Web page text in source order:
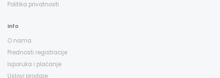
Politika privatnosti
Info
O nama
Prednosti registracije
Isporuka i plaćanje
Uslovi prodaje